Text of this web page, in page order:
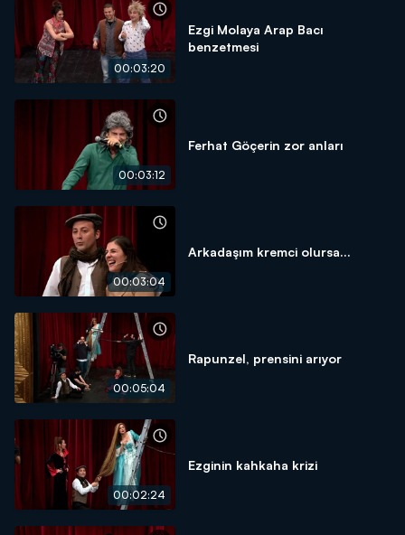
00:03:20
Ezgi Molaya Arap Bacı
benzetmesi
00:03:12
Ferhat Göçerin zor anları
00:03:04
Arkadaşım kremci olursa...
00:05:04
Rapunzel, prensini arıyor
00:02:24
Ezginin kahkaha krizi